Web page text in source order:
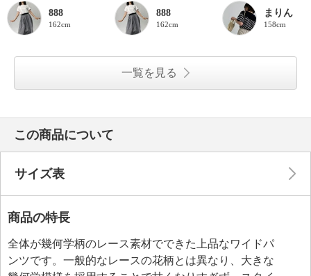
888
162cm
888
162cm
まりん
158cm
一覧を見る
この商品について
サイズ表
商品の特長
全体が幾何学柄のレース素材でできた上品なワイドパ
ンツです。一般的なレースの花柄とは異なり、大きな